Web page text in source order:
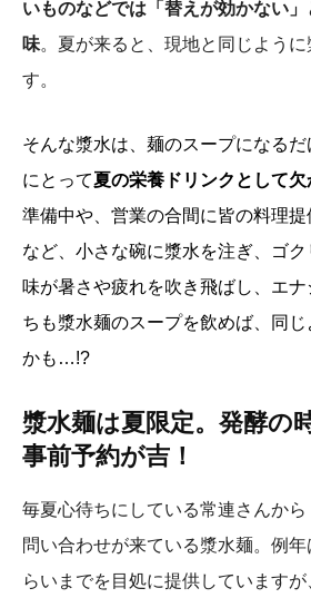
いものなどでは「替えが効かない
味。夏が来ると、現地と同じよう
す。
そんな漿水は、麺のスープになる
にとって夏の栄養ドリンクとして
準備中や、営業の合間に皆の料理
など、小さな碗に漿水を注ぎ、ゴ
味が暑さや疲れを吹き飛ばし、エ
ちも漿水麺のスープを飲めば、同
かも…!?
漿水麺は夏限定。発酵の
事前予約が吉！
毎夏心待ちにしている常連さんか
問い合わせが来ている漿水麺。例年
らいまでを目処に提供しています